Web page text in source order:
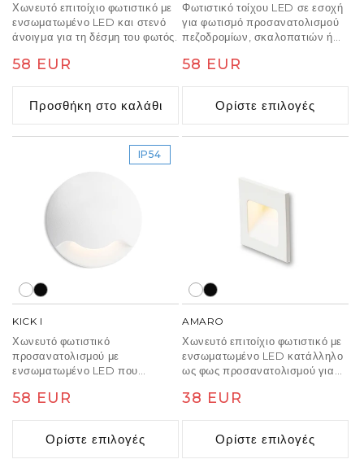
Χωνευτό επιτοίχιο φωτιστικό με
ενσωματωμένο LED και στενό
άνοιγμα για τη δέσμη του φωτός.
Κανονική
τιμή
58 EUR
Προσθήκη στο καλάθι
Φωτιστικό τοίχου LED σε εσοχή
για φωτισμό προσανατολισμού
πεζοδρομίων, σκαλοπατιών ή
εξωτερική και εσωτερική χρήση.
Κανονική
τιμή
58 EUR
Ορίστε επιλογές
IP54
KICK I
Χωνευτό φωτιστικό
προσανατολισμού με
ενσωματωμένο LED που
Σχεδιασμένο για τοποθέτηση σε
Κανονική
τιμή
58 EUR
Ορίστε επιλογές
AMARO
Χωνευτό επιτοίχιο φωτιστικό με
ενσωματωμένο LED κατάλληλο
ως φως προσανατολισμού για
Κανονική
τιμή
38 EUR
Ορίστε επιλογές